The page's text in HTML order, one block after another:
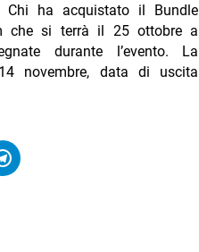
Chi ha acquistato il Bundle
che si terrà il 25 ottobre a
durante l’evento. La
novembre, data di uscita